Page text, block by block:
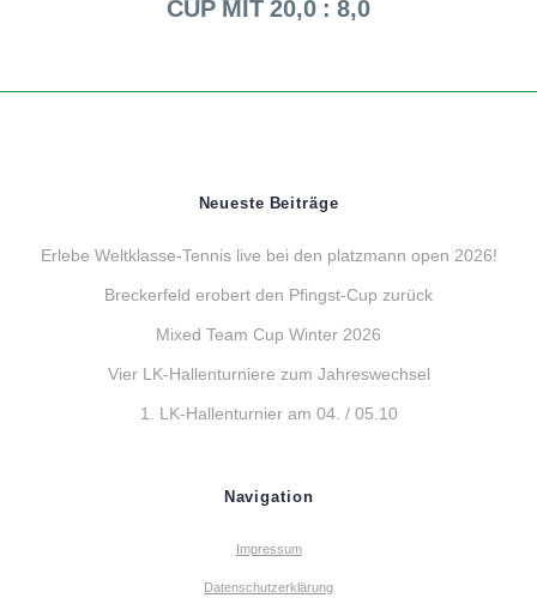
CUP MIT 20,0 : 8,0
Neueste Beiträge
Erlebe Weltklasse-Tennis live bei den platzmann open 2026!
Breckerfeld erobert den Pfingst-Cup zurück
Mixed Team Cup Winter 2026
Vier LK-Hallenturniere zum Jahreswechsel
1. LK-Hallenturnier am 04. / 05.10
Navigation
Impressum
Datenschutzerklärung